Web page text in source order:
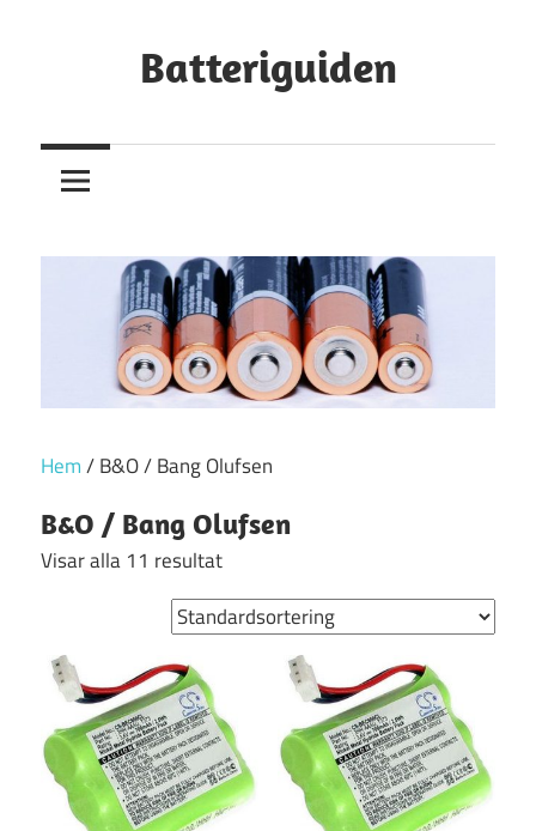
Batteriguiden
Hem/ B&O / Bang Olufsen
B&O / Bang Olufsen
Visar alla 11 resultat